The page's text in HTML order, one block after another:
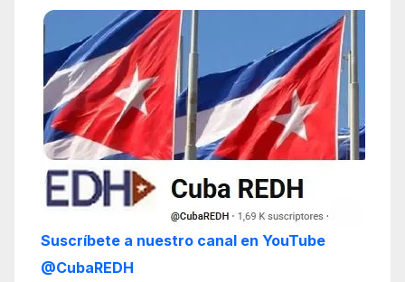
Suscríbete a nuestro canal en YouTube
@CubaREDH